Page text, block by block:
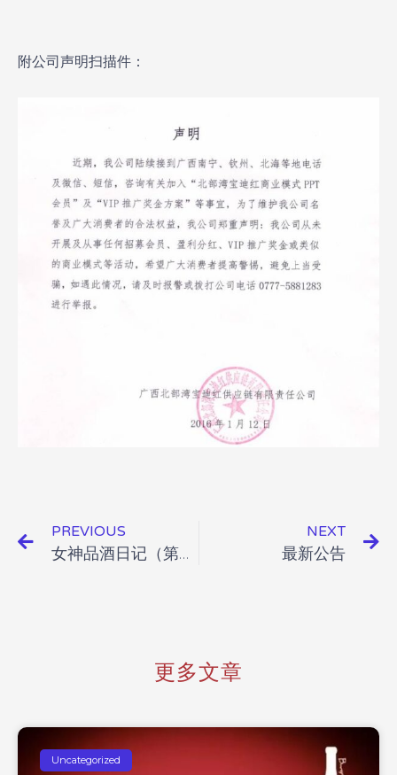
附公司声明扫描件：
PREVIOUS
女神品酒日记（第二集）原来女神也爱法国波尔多的红酒！
NEXT
最新公告
更多文章
Uncategorized